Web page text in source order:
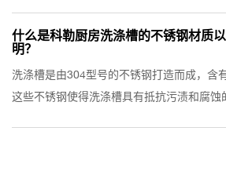
什么是科勒厨房洗涤槽的不锈钢材质
明？
洗涤槽是由304型号的不锈钢打造而成，含
这些不锈钢使得洗涤槽具有抵抗污渍和腐蚀